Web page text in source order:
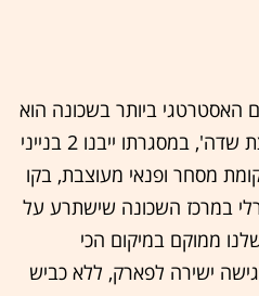
האסטרטגי ביותר בשכונה הוא
'שדה בפינת סביון' של 'קבוצת שדה', במסגרתו ייבנו 2 בנייני
מעל קומת מסחר ופנאי מעוצבת, בקו
במרכז השכונה שישתרע על
שלנו ממוקם במיקום הכי
ישירה לפארק, ללא כביש